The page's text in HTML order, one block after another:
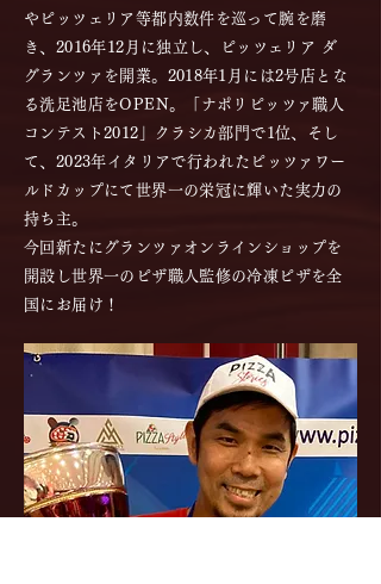
やピッツェリア等都内数件を巡って腕を磨
き、2016年12月に独立し、ピッツェリア ダ
グランツァを開業。2018年1月には2号店とな
る洗足池店をOPEN。「ナポリピッツァ職人
コンテスト2012」クラシカ部門で1位、そし
て、2023年イタリアで行われたピッツァワー
ルドカップにて世界一の栄冠に輝いた実力の
持ち主。
今回新たにグランツァオンラインショップを
開設し世界一のピザ職人監修の冷凍ピザを全
国にお届け！